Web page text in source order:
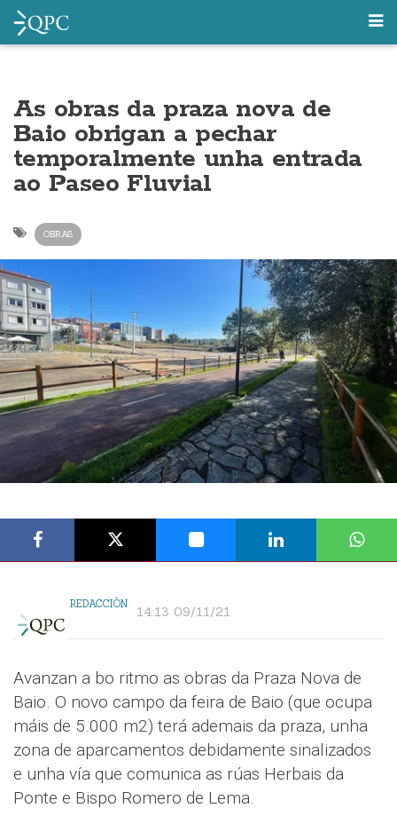
As obras da praza nova de
Baio obrigan a pechar
temporalmente unha entrada
ao Paseo Fluvial
OBRAS
REDACCIÓN 14:13 09/11/21
Avanzan a bo ritmo as obras da Praza Nova de
Baio. O novo campo da feira de Baio (que ocupa
máis de 5.000 m2) terá ademais da praza, unha
zona de aparcamentos debidamente sinalizados
e unha vía que comunica as rúas Herbais da
Ponte e Bispo Romero de Lema.